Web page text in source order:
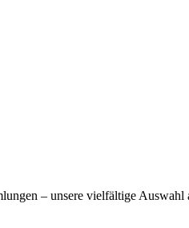
– unsere vielfältige Auswahl